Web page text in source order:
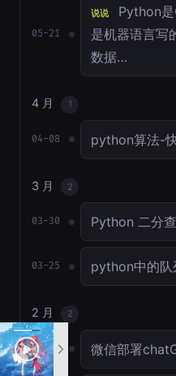
05-21
说说
Python
是机器语言写
数据…
4 月 1
04-08 python算法-
3 月 2
03-30 Python 二分
03-25 python中的队
2 月 2
02-17 微信部署